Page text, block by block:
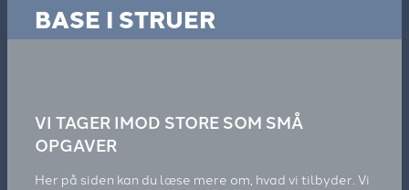
BASE I STRUER
VI TAGER IMOD STORE SOM SMÅ
OPGAVER
Her på siden kan du læse mere om, hvad vi tilbyder. Vi